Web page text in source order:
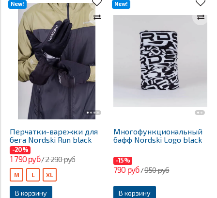
New!
Перчатки-варежки для
бега Nordski Run black
-20%
1 790 руб/2 290 руб
В корзину
M L XL
New!
Многофункциональный
бафф Nordski Logo black
-15%
790 руб/950 руб
В корзину